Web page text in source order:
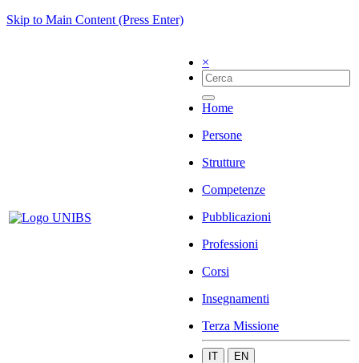
Skip to Main Content (Press Enter)
×
Home
Persone
Strutture
Competenze
Pubblicazioni
Professioni
Corsi
Insegnamenti
Terza Missione
IT EN